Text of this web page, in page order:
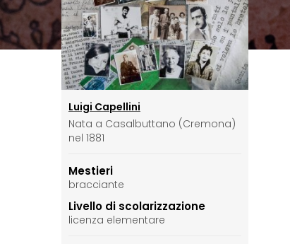
Luigi Capellini
Nata a Casalbuttano (Cremona)
nel 1881
Mestieri
bracciante
Livello di scolarizzazione
licenza elementare